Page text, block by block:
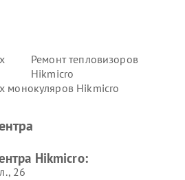
Ремонт тепловизоров
Hikmicro
монокуляров Hikmicro
Hikmicro:
26